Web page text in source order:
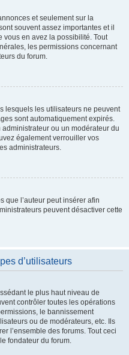
et seulement sur la
souvent assez importantes et il
vous en avez la possibilité. Tout
les permissions concernant
du forum.
lesquels les utilisateurs ne peuvent
sont automatiquement expirés.
ou un modérateur du
également verrouiller vos
administrateurs.
que l’auteur peut insérer afin
peuvent désactiver cette
d’utilisateurs
le plus haut niveau de
contrôler toutes les opérations
le bannissement
ou de modérateurs, etc. Ils
l’ensemble des forums. Tout ceci
fondateur du forum.